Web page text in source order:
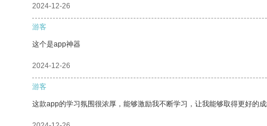
2024-12-26
游客
这个是app神器
2024-12-26
游客
这款app的学习氛围很浓厚，能够激励我不断学习，让我能够取得更好的